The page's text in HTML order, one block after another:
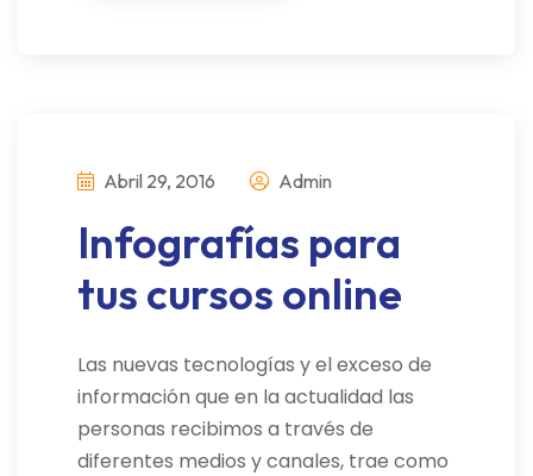
Abril 29, 2016 Admin
Infografías para
tus cursos online
Las nuevas tecnologías y el exceso de
información que en la actualidad las
personas recibimos a través de
diferentes medios y canales, trae como